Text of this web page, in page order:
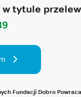
tytule
Fundacji Dobro